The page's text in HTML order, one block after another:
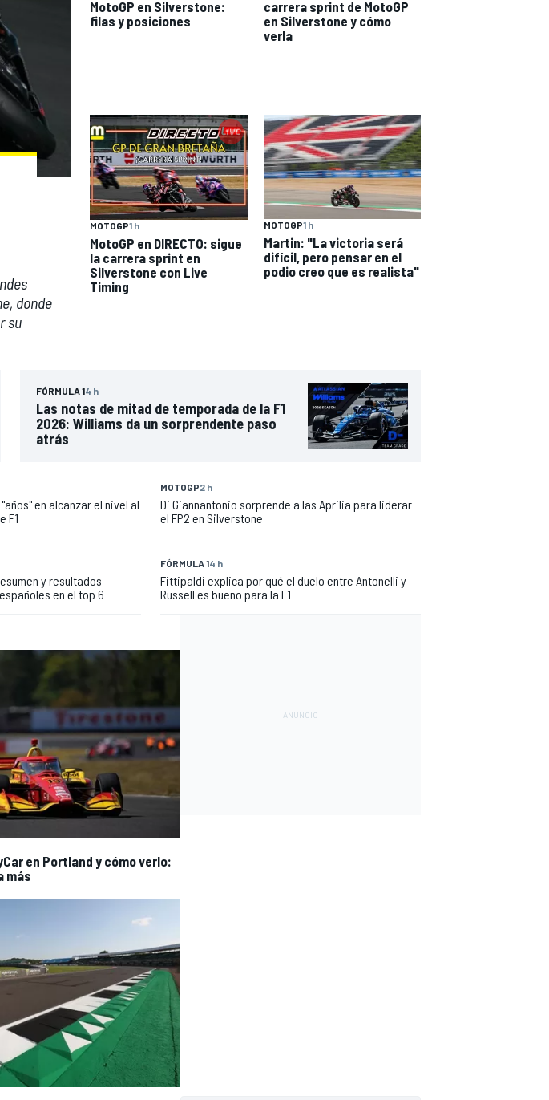
donde
su
MotoGP en Silverstone:
filas y posiciones
carrera sprint de MotoGP
en Silverstone y cómo
verla
MOTOGP1 h
MotoGP en DIRECTO: sigue
la carrera sprint en
Silverstone con Live
Timing
MOTOGP1 h
Martin: "La victoria será
difícil, pero pensar en el
podio creo que es realista"
FÓRMULA 14 h
Las notas de mitad de temporada de la F1
2026: Williams da un sorprendente paso
atrás
en alcanzar el nivel al
F1
MOTOGP2 h
Di Giannantonio sorprende a las Aprilia para liderar
el FP2 en Silverstone
y resultados –
en el top 6
FÓRMULA 14 h
Fittipaldi explica por qué el duelo entre Antonelli y
Russell es bueno para la F1
en Portland y cómo verlo:
más